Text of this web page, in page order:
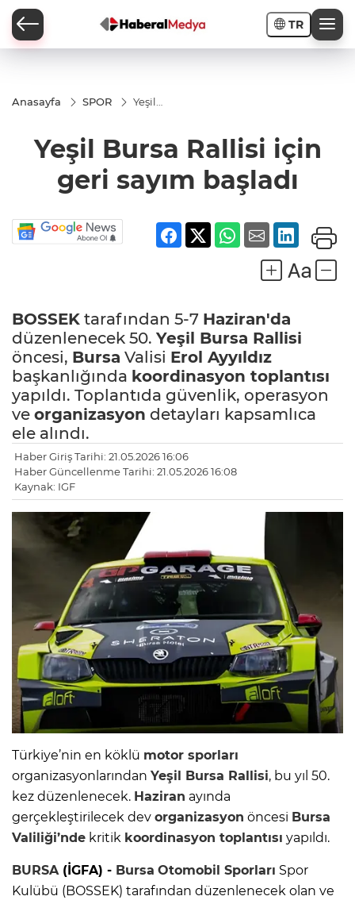
TR
Anasayfa SPOR
Yeşil
geri
başladı
Yeşil Bursa Rallisi için
geri sayım başladı
BOSSEK tarafından 5-7 Haziran'da
düzenlenecek 50. Yeşil Bursa Rallisi
öncesi, Bursa Valisi Erol Ayyıldız
başkanlığında koordinasyon toplantısı
yapıldı. Toplantıda güvenlik, operasyon
ve organizasyon detayları kapsamlıca
ele alındı.
Haber Giriş Tarihi: 21.05.2026 16:06
Haber Güncellenme Tarihi: 21.05.2026 16:08
Kaynak: IGF
Türkiye’nin en köklü motor sporları
organizasyonlarından Yeşil Bursa Rallisi, bu yıl 50.
kez düzenlenecek. Haziran ayında
gerçekleştirilecek dev organizasyon öncesi Bursa
Valiliği’nde kritik koordinasyon toplantısı yapıldı.
BURSA(İGFA) - Bursa Otomobil Sporları Spor
Kulübü (BOSSEK) tarafından düzenlenecek olan ve